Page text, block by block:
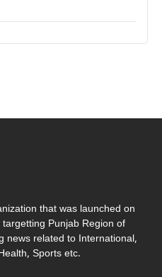
that was launched on
Punjab Region of
news related to International,
Sports etc.